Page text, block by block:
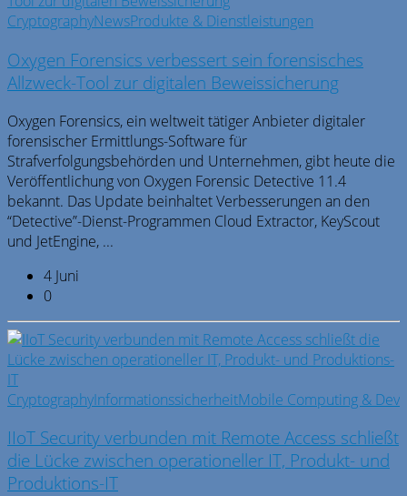
CryptographyNewsProdukte & Dienstleistungen
Oxygen Forensics verbessert sein forensisches
Allzweck-Tool zur digitalen Beweissicherung
Oxygen Forensics, ein weltweit tätiger Anbieter digitaler
forensischer Ermittlungs-Software für
Strafverfolgungsbehörden und Unternehmen, gibt heute die
Veröffentlichung von Oxygen Forensic Detective 11.4
bekannt. Das Update beinhaltet Verbesserungen an den
“Detective”-Dienst-Programmen Cloud Extractor, KeyScout
und JetEngine, ...
4 Juni
0
CryptographyInformationssicherheitMobile Computing &
IIoT Security verbunden mit Remote Access schließt
die Lücke zwischen operationeller IT, Produkt- und
Produktions-IT